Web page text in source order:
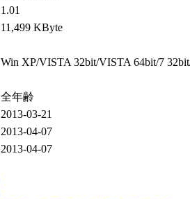
1.01
11,499 KByte
Win XP/VISTA 32bit/VISTA 64bit/7
全年齢
2013-03-21
2013-04-07
2013-04-07